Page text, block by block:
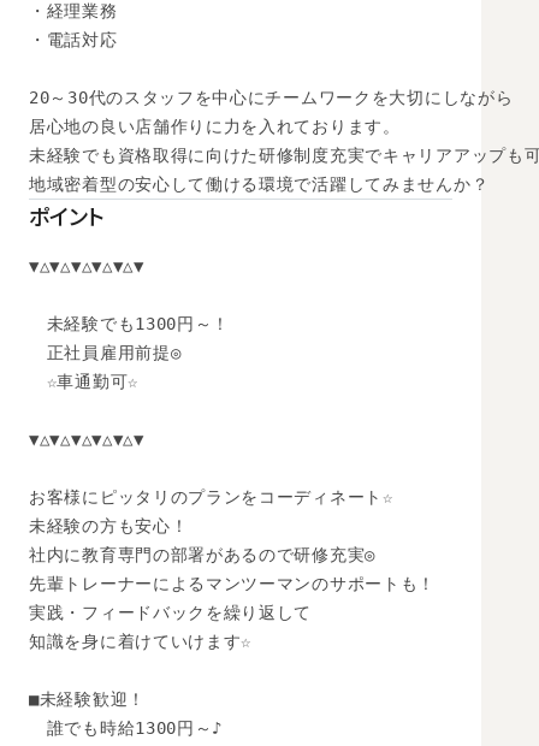
・経理業務
・電話対応
20～30代のスタッフを中心にチームワークを大切にしながら
居心地の良い店舗作りに力を入れております。
未経験でも資格取得に向けた研修制度充実でキャリアアップも
地域密着型の安心して働ける環境で活躍してみませんか？
ポイント
▼△▼△▼△▼△▼△▼
未経験でも1300円～！
正社員雇用前提◎
☆車通勤可☆
▼△▼△▼△▼△▼△▼
お客様にピッタリのプランをコーディネート☆
未経験の方も安心！
社内に教育専門の部署があるので研修充実◎
先輩トレーナーによるマンツーマンのサポートも！
実践・フィードバックを繰り返して
知識を身に着けていけます☆
■未経験歓迎！
誰でも時給1300円～♪